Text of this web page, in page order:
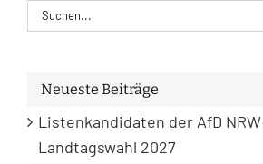
Suche
nach:
Neueste Beiträge
Listenkandidaten der AfD
Landtagswahl 2027